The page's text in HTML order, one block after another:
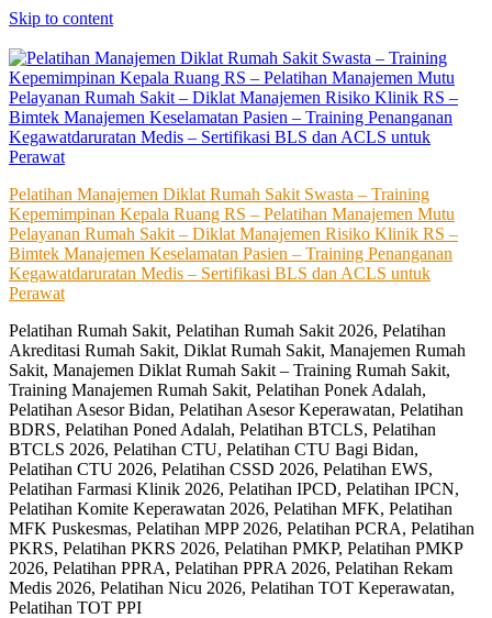
Skip to content
Pelatihan Manajemen Diklat Rumah Sakit Swasta – Training
Kepemimpinan Kepala Ruang RS – Pelatihan Manajemen Mutu
Pelayanan Rumah Sakit – Diklat Manajemen Risiko Klinik RS –
Bimtek Manajemen Keselamatan Pasien – Training Penanganan
Kegawatdaruratan Medis – Sertifikasi BLS dan ACLS untuk
Perawat
Pelatihan Rumah Sakit, Pelatihan Rumah Sakit 2026, Pelatihan
Akreditasi Rumah Sakit, Diklat Rumah Sakit, Manajemen Rumah
Sakit, Manajemen Diklat Rumah Sakit – Training Rumah Sakit,
Training Manajemen Rumah Sakit, Pelatihan Ponek Adalah,
Pelatihan Asesor Bidan, Pelatihan Asesor Keperawatan, Pelatihan
BDRS, Pelatihan Poned Adalah, Pelatihan BTCLS, Pelatihan
BTCLS 2026, Pelatihan CTU, Pelatihan CTU Bagi Bidan,
Pelatihan CTU 2026, Pelatihan CSSD 2026, Pelatihan EWS,
Pelatihan Farmasi Klinik 2026, Pelatihan IPCD, Pelatihan IPCN,
Pelatihan Komite Keperawatan 2026, Pelatihan MFK, Pelatihan
MFK Puskesmas, Pelatihan MPP 2026, Pelatihan PCRA, Pelatihan
PKRS, Pelatihan PKRS 2026, Pelatihan PMKP, Pelatihan PMKP
2026, Pelatihan PPRA, Pelatihan PPRA 2026, Pelatihan Rekam
Medis 2026, Pelatihan Nicu 2026, Pelatihan TOT Keperawatan,
Pelatihan TOT PPI